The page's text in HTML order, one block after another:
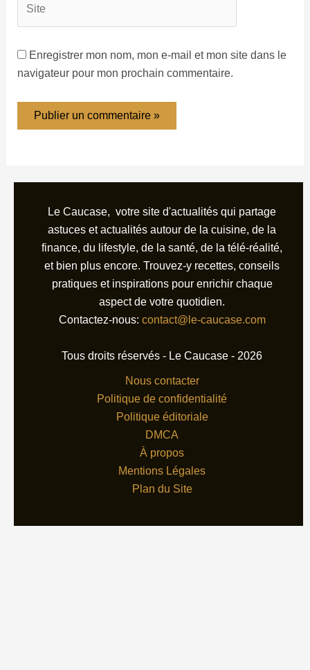
Enregistrer mon nom, mon e-mail et mon site dans le
navigateur pour mon prochain commentaire.
Le Caucase, votre site d'actualités qui partage
astuces et actualités autour de la cuisine, de la
finance, du lifestyle, de la santé, de la télé-réalité,
et bien plus encore. Trouvez-y recettes, conseils
pratiques et inspirations pour enrichir chaque
aspect de votre quotidien.
Contactez-nous: contact@le-caucase.com
Tous droits réservés - Le Caucase - 2026
Nous contacter
Politique de confidentialité
Politique éditoriale
DMCA
À propos
Mentions Légales
Plan du Site